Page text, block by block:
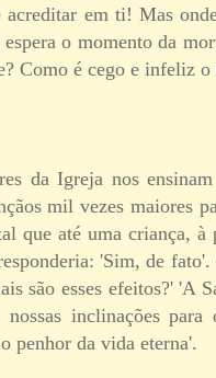
acreditar em ti! Mas
o momento da
Como é cego e infeliz
da Igreja nos
mil vezes maiores
que até uma criança, à
'Sim, de
são esses efeitos?' 'A
nossas inclinações
penhor da vida eterna'.